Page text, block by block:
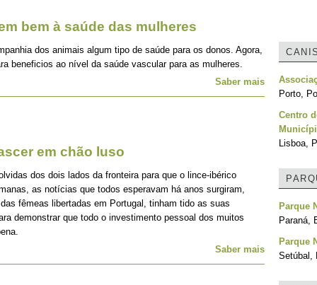
bem à saúde das mulheres
dos animais algum tipo de saúde para os donos. Agora,
beneficios ao nível da saúde vascular para as mulheres.
Saber mais
em chão luso
dos dois lados da fronteira para que o lince-ibérico
as notícias que todos esperavam há anos surgiram,
fêmeas libertadas em Portugal, tinham tido as suas
demonstrar que todo o investimento pessoal dos muitos
Saber mais
Porto,
Centro
Lisboa,
Parque
Paraná,
Parque
Setúbal,